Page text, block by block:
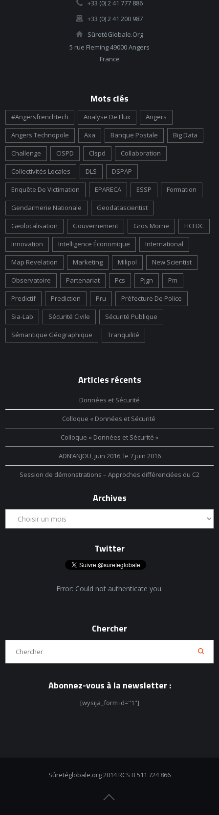
+33 (0) 2 41 777 886
+33 (0) 2 41 200 987
SûretéGlobale.Org
5 rue Fleming 49000 Angers
France
Mots clés
#angersfrenchtech Analyse De Flux Angers
Angers Technopole Axa Banque Postale Big Data
Challenge CISPD Clspd Collaboration
Collectivités Locales DLS DSPAP
Enquête De Victimation EPARECA ESSP Formation
Gendarmerie Nationale Geodatascientist
Geolocalisation Gouvernement Gros Morne HCFDC
Innovation Intelligence Économique International
Map Revelation Marketing Milipol New Scientist
Observatoire Partenariat Pcs Pjgn Pm
Predictif Prediction Pru Préfecture De Police
Sia-Lab Sécurité Civile Sécurité Publique
Sémantique Géographique Tranquilité
Articles récents
Données et Sécurité
Colloque « Données et Sécurité
Colloque « Données et Sécurité »
ADN’ANJOU, juin 2016, le 7 juin 2016
Session de démonstrations – Approches différenciées du C2
Archives
Twitter
Error: Could not authenticate you.
Chercher
Abonnez-vous à la newsletter :
[wysija_form id="1"]
Sûretéglobale.org 2014 RCS B 511 724 866